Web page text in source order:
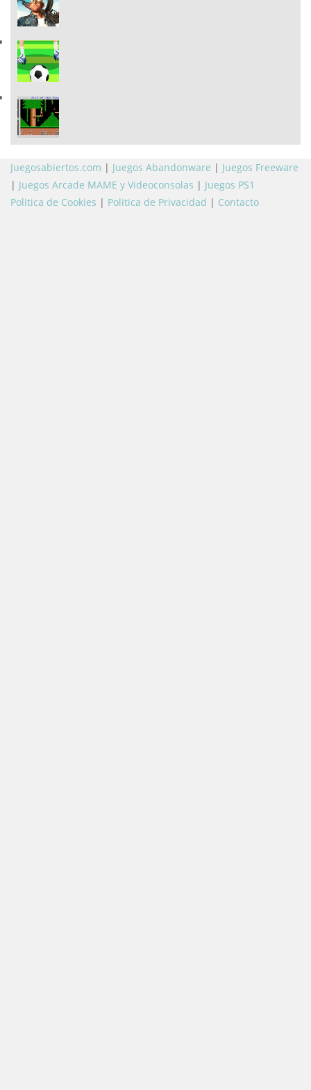
Juegosabiertos.com | Juegos Abandonware | Juegos Freeware
| Juegos Arcade MAME y Videoconsolas | Juegos PS1
Politica de Cookies | Politica de Privacidad | Contacto